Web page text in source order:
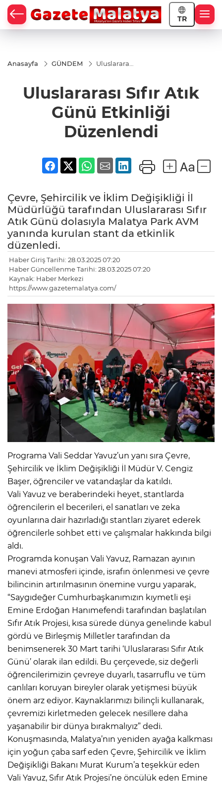
TR
Anasayfa GÜNDEM
Uluslararası
Düzenlendi
Uluslararası Sıfır Atık
Günü Etkinliği
Düzenlendi
Çevre, Şehircilik ve İklim Değişikliği İl
Müdürlüğü tarafından Uluslararası Sıfır
Atık Günü dolasıyla Malatya Park AVM
yanında kurulan stant da etkinlik
düzenledi.
Haber Giriş Tarihi: 28.03.2025 07:20
Haber Güncellenme Tarihi: 28.03.2025 07:20
Kaynak: Haber Merkezi
https://www.gazetemalatya.com/
Programa Vali Seddar Yavuz’un yanı sıra Çevre,
Şehircilik ve İklim Değişikliği İl Müdür V. Cengiz
Başer, öğrenciler ve vatandaşlar da katıldı.
Vali Yavuz ve beraberindeki heyet, stantlarda
öğrencilerin el becerileri, el sanatları ve zeka
oyunlarına dair hazırladığı stantları ziyaret ederek
öğrencilerle sohbet etti ve çalışmalar hakkında bilgi
aldı.
Programda konuşan Vali Yavuz, Ramazan ayının
manevi atmosferi içinde, israfın önlenmesi ve çevre
bilincinin artırılmasının önemine vurgu yaparak,
“Saygıdeğer Cumhurbaşkanımızın kıymetli eşi
Emine Erdoğan Hanımefendi tarafından başlatılan
Sıfır Atık Projesi, kısa sürede dünya genelinde kabul
gördü ve Birleşmiş Milletler tarafından da
benimsenerek 30 Mart tarihi ‘Uluslararası Sıfır Atık
Günü’ olarak ilan edildi. Bu çerçevede, siz değerli
öğrencilerimizin çevreye duyarlı, tasarruflu ve tüm
canlıları koruyan bireyler olarak yetişmesi büyük
önem arz ediyor. Kaynaklarımızı bilinçli kullanarak,
çevremizi kirletmeden gelecek nesillere daha
yaşanabilir bir dünya bırakmalıyız” dedi.
Konuşmasında, Malatya’nın yeniden ayağa kalkması
için yoğun çaba sarf eden Çevre, Şehircilik ve İklim
Değişikliği Bakanı Murat Kurum’a teşekkür eden
Vali Yavuz, Sıfır Atık Projesi’ne öncülük eden Emine